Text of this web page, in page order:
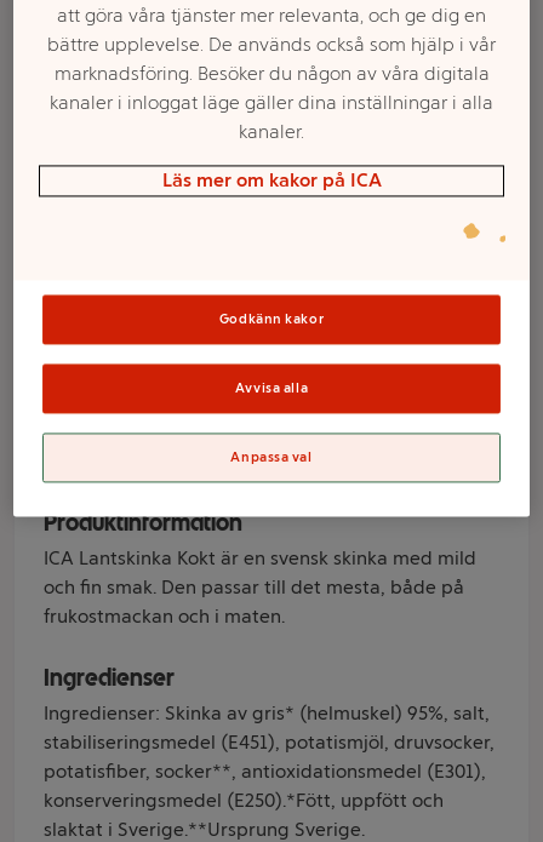
Skinka Kokt 280g
ICA
Varumärke
Produktinformation
ICA Lantskinka Kokt är en svensk skinka med mild
och fin smak. Den passar till det mesta, både på
frukostmackan och i maten.
Ingredienser
Ingredienser: Skinka av gris* (helmuskel) 95%, salt,
stabiliseringsmedel (E451), potatismjöl, druvsocker,
potatisfiber, socker**, antioxidationsmedel (E301),
konserveringsmedel (E250).*Fött, uppfött och
slaktat i Sverige.**Ursprung Sverige.
Välj butik och handla
att göra våra tjänster mer relevanta, och ge dig en
bättre upplevelse. De används också som hjälp i vår
marknadsföring. Besöker du någon av våra digitala
kanaler i inloggat läge gäller dina inställningar i alla
kanaler.
Läs mer om kakor på ICA
Godkänn kakor
Avvisa alla
Anpassa val